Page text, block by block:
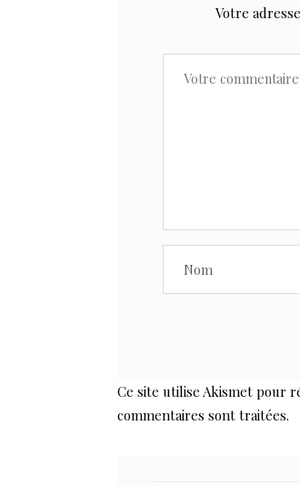
Votre
Ce site utilise Akismet pour
commentaires sont traitées.